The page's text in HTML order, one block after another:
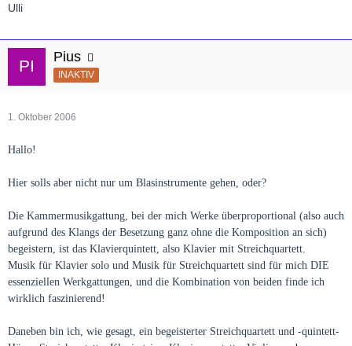
Ulli
Pius
INAKTIV
1. Oktober 2006
Hallo!
Hier solls aber nicht nur um Blasinstrumente gehen, oder?
Die Kammermusikgattung, bei der mich Werke überproportional (also auch
aufgrund des Klangs der Besetzung ganz ohne die Komposition an sich)
begeistern, ist das Klavierquintett, also Klavier mit Streichquartett.
Musik für Klavier solo und Musik für Streichquartett sind für mich DIE
essenziellen Werkgattungen, und die Kombination von beiden finde ich
wirklich faszinierend!
Daneben bin ich, wie gesagt, ein begeisterter Streichquartett und -quintett-